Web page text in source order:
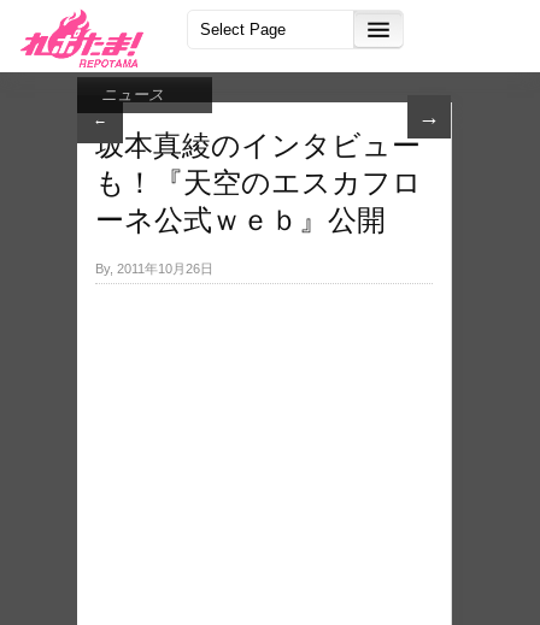
← →
ニュース
坂本真綾のインタビュー
も！『天空のエスカフロ
ーネ公式ｗｅｂ』公開
By, 2011年10月26日